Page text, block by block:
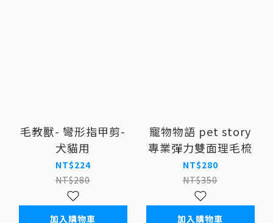
毛教獸- 彎形指甲剪-
犬貓用
NT$224
NT$280
加入購物車
寵物物語 pet story
專業彈力雙面理毛梳
NT$280
NT$350
加入購物車